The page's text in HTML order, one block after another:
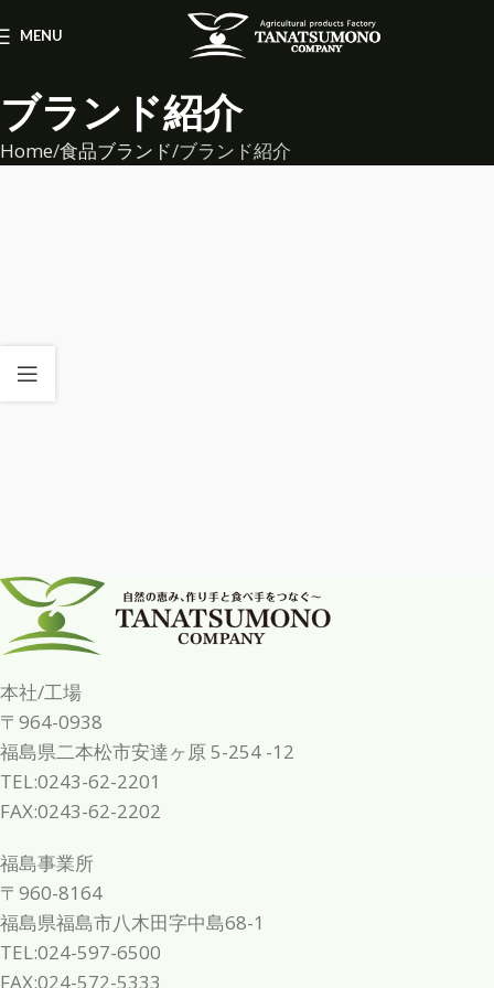
MENU
ブランド紹介
Home 食品ブランド ブランド紹介
本社/工場
〒964-0938
福島県二本松市安達ヶ原 5-254 -12
TEL:0243-62-2201
FAX:0243-62-2202
福島事業所
〒960-8164
福島県福島市八木田字中島68-1
TEL:024-597-6500
FAX:024-572-5333